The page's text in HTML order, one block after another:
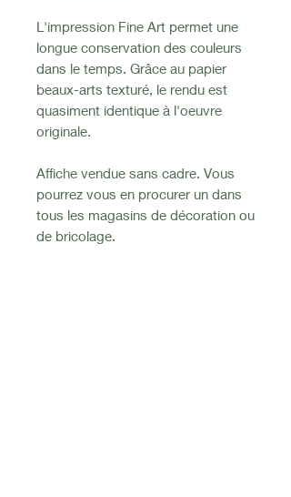
L'impression Fine Art permet une
longue conservation des couleurs
dans le temps. Grâce au papier
beaux-arts texturé, le rendu est
quasiment identique à l'oeuvre
originale.
Affiche vendue sans cadre. Vous
pourrez vous en procurer un dans
tous les magasins de décoration ou
de bricolage.